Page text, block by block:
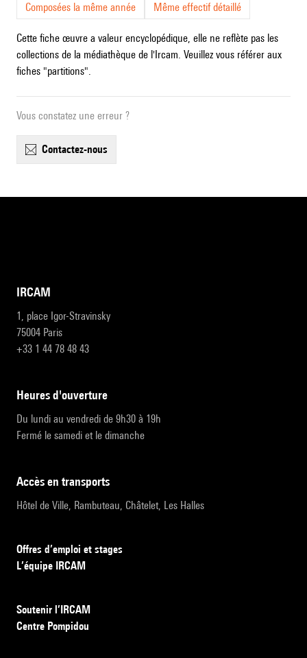
Composées la même année
Même effectif détaillé
Cette fiche œuvre a valeur encyclopédique, elle ne reflète pas les
collections de la médiathèque de l'Ircam. Veuillez vous référer aux
fiches "partitions".
Vous constatez une erreur ?
contactez-nous
IRCAM
1, place Igor-Stravinsky
75004 Paris
+33 1 44 78 48 43
heures d'ouverture
Du lundi au vendredi de 9h30 à 19h
Fermé le samedi et le dimanche
accès en transports
Hôtel de Ville, Rambuteau, Châtelet, Les Halles
Offres d’emploi et stages
L’équipe IRCAM
Soutenir l’IRCAM
Centre Pompidou